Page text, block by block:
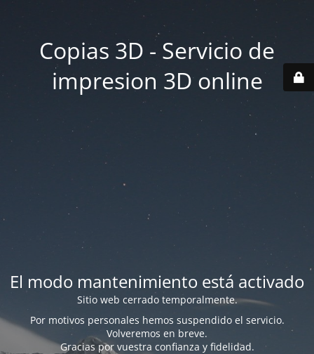
Copias 3D - Servicio de
impresion 3D online
El modo mantenimiento está activado
Sitio web cerrado temporalmente.
Por motivos personales hemos suspendido el servicio.
Volveremos en breve.
Gracias por vuestra confianza y fidelidad.